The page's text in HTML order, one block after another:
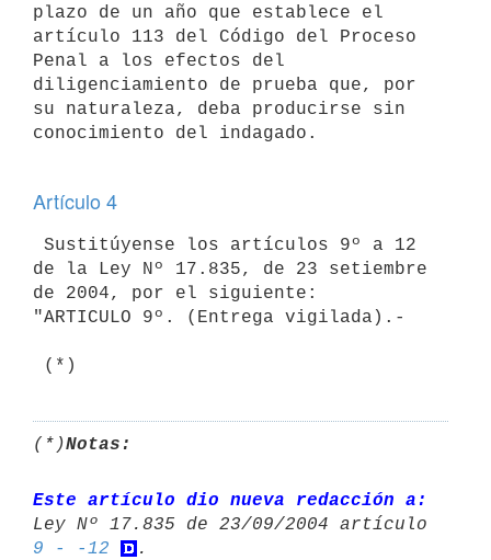
plazo de un año que establece el
artículo 113 del Código del Proceso
Penal a los efectos del
diligenciamiento de prueba que, por
su naturaleza, deba producirse sin
conocimiento del indagado.
Artículo 4
de la Ley Nº 17.835, de 23 setiembre
de 2004, por el siguiente:
"ARTICULO 9º. (Entrega vigilada).-
(*)
(*)Notas:
Este artículo dio nueva redacción a:
9 - -12